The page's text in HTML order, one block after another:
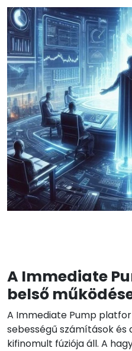
A Immediate
belső
A Immediate Pump
sebességű számítások
kifinomult fúziója áll. A